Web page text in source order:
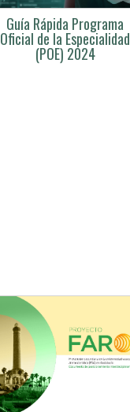
Guía Rápida Programa
Oficial de la Especialidad
(POE) 2024